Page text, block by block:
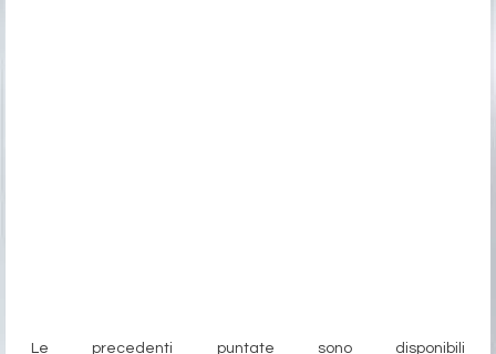
Le precedenti puntate sono disponibili